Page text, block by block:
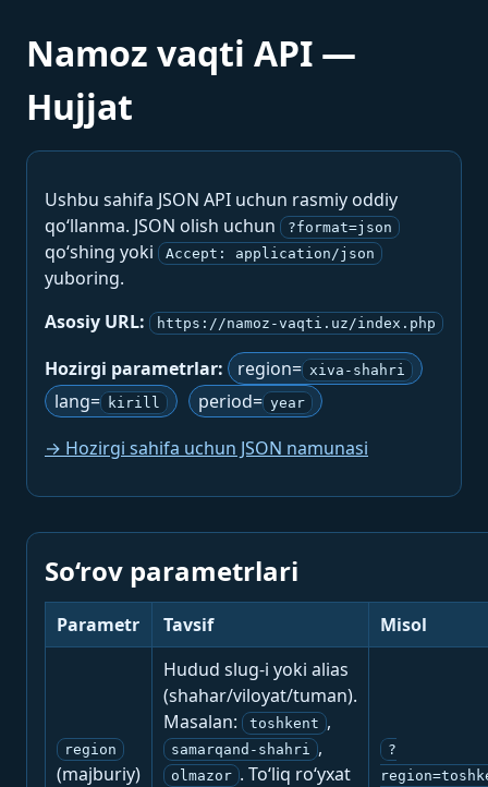
Namoz vaqti API —
Hujjat
Ushbu sahifa JSON API uchun rasmiy oddiy
qo‘llanma. JSON olish uchun
?format=json
qo‘shing yoki Accept: application/json
yuboring.
Asosiy URL:
https://namoz-vaqti.uz/index.php
Hozirgi parametrlar: region= xiva-shahri
lang= kirill period= year
→ Hozirgi sahifa uchun JSON namunasi
So‘rov parametrlari
Parametr Tavsif Misol
region
(majburiy)
Hudud slug-i yoki alias
(shahar/viloyat/tuman).
Masalan:
toshkent ,
samarqand-shahri ,
olmazor . To‘liq ro‘yxat
?